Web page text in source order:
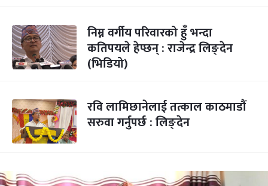
निम्न वर्गीय परिवारको हुँ भन्दा
कतिपयले हेप्छन् : राजेन्द्र लिङ्देन
(भिडियो)
रवि लामिछानेलाई तत्काल काठमाडौं
सरुवा गर्नुपर्छ : लिङ्देन